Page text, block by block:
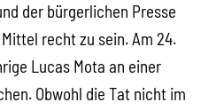
der bürgerlichen Presse
recht zu sein. Am 24.
Lucas Mota an einer
Obwohl die Tat nicht im